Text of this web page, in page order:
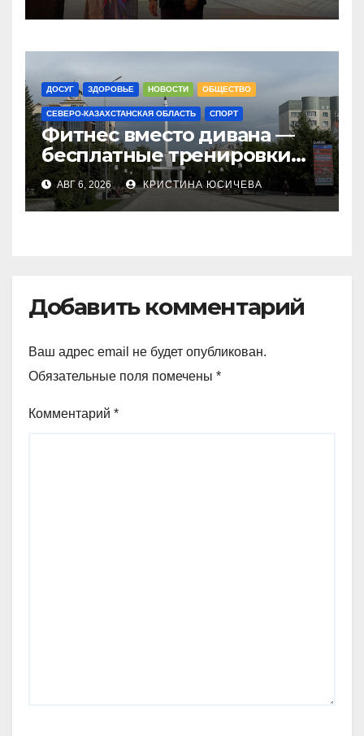
ДОСУГ ЗДОРОВЬЕ НОВОСТИ ОБЩЕСТВО
СЕВЕРО-КАЗАХСТАНСКАЯ ОБЛАСТЬ СПОРТ
Фитнес вместо дивана —
бесплатные тренировки
запускают в
Петропавловске
АВГ 6, 2026 КРИСТИНА ЮСИЧЕВА
Добавить комментарий
Ваш адрес email не будет опубликован.
Обязательные поля помечены *
Комментарий *